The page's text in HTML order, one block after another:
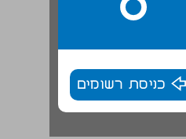
כניסת רשומים